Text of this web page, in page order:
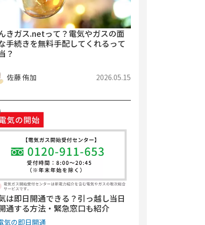
きガス.netって？電気やガスの面
手続きを無料手配してくれるって
？
佐藤 侑加 2026.05.15
は即日開通できる？引っ越し当日
通する方法・緊急窓口も紹介
気の即日開通